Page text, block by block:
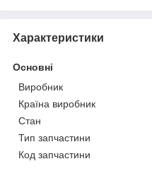
Характеристики
Основні
Виробник
Країна виробник
Стан
Тип запчастини
Код запчастини